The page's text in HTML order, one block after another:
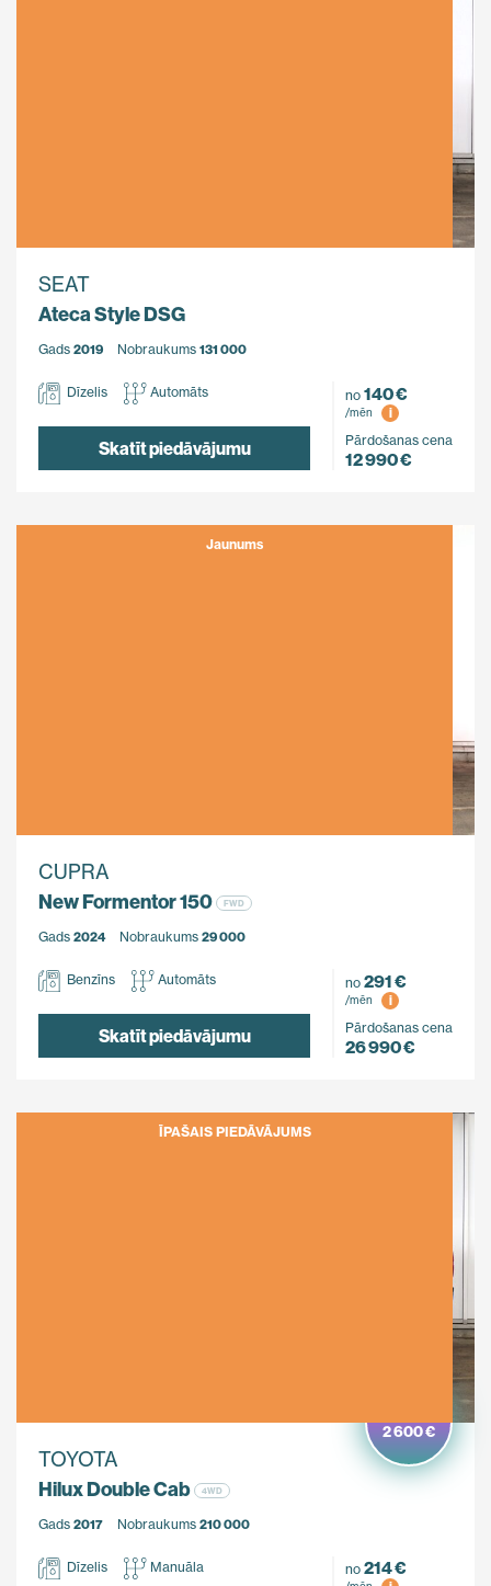
SEAT
Ateca Style DSG
Gads 2019 Nobraukums 131 000
Dīzelis Automāts
Skatīt piedāvājumu
no 140 €
/mēn
i
Pārdošanas cena
12 990 €
Jaunums
CUPRA
New Formentor 150
FWD
Gads 2024 Nobraukums 29 000
Benzīns Automāts
Skatīt piedāvājumu
no 291 €
/mēn
i
Pārdošanas cena
26 990 €
ĪPAŠAIS PIEDĀVĀJUMS
TOYOTA
Hilux Double Cab
4WD
Gads 2017 Nobraukums 210 000
2 600 €
Dīzelis Manuāla no 214 €